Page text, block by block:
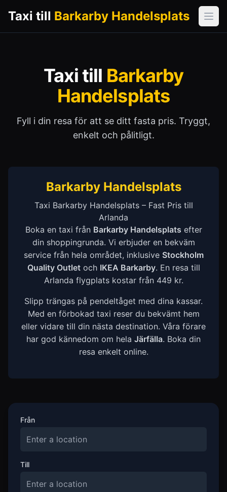
Taxi till Barkarby Handelsplats
Taxi till Barkarby
Handelsplats
Fyll i din resa för att se ditt fasta pris. Tryggt,
enkelt och pålitligt.
Barkarby Handelsplats
Taxi Barkarby Handelsplats – Fast Pris till
Arlanda
Boka en taxi från Barkarby Handelsplats efter
din shoppingrunda. Vi erbjuder en bekväm
service från hela området, inklusive Stockholm
Quality Outletoch IKEA Barkarby. En resa till
Arlanda flygplats kostar från 449 kr.
Slipp trängas på pendeltåget med dina kassar.
Med en förbokad taxi reser du bekvämt hem
eller vidare till din nästa destination. Våra förare
har god kännedom om hela Järfälla. Boka din
resa enkelt online.
Från
Till